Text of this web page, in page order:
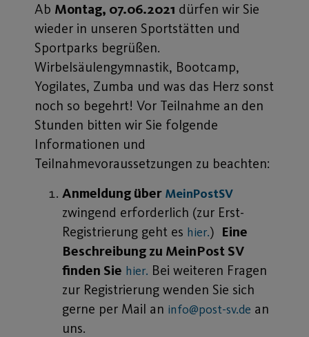
Ab Montag, 07.06.2021 dürfen wir Sie
wieder in unseren Sportstätten und
Sportparks begrüßen.
Wirbelsäulengymnastik, Bootcamp,
Yogilates, Zumba und was das Herz sonst
noch so begehrt! Vor Teilnahme an den
Stunden bitten wir Sie folgende
Informationen und
Teilnahmevoraussetzungen zu beachten:
Anmeldung über MeinPostSV
zwingend erforderlich (zur Erst-
Registrierung geht es hier.) Eine
Beschreibung zu MeinPost SV
finden Sie hier. Bei weiteren Fragen
zur Registrierung wenden Sie sich
gerne per Mail an info@post-sv.de an
uns.